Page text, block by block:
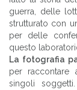
guerra, delle
strutturato con
per delle
questo
La fotografia
per raccontare
singoli